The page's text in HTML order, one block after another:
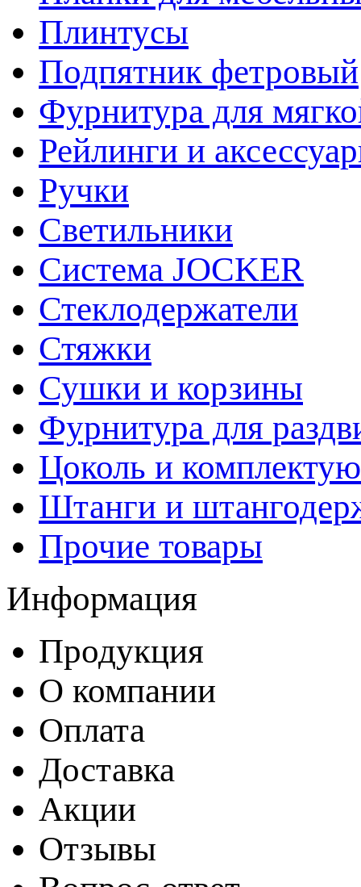
Плинтусы
Подпятник фетровый
Фурнитура для
Рейлинги и
Ручки
Светильники
Система JOCKER
Стеклодержатели
Стяжки
Сушки и корзины
Фурнитура для
Цоколь и
Штанги и
Прочие товары
Информация
Продукция
О компании
Оплата
Доставка
Акции
Отзывы